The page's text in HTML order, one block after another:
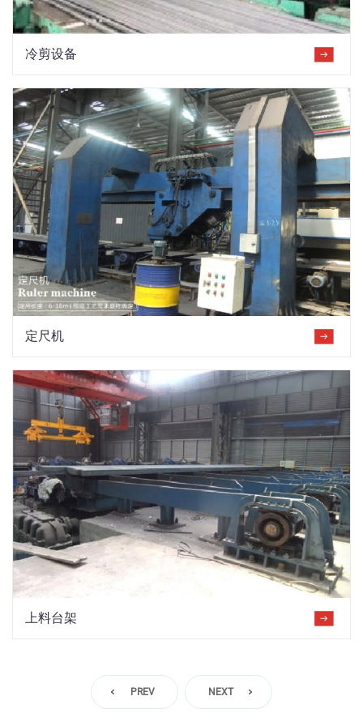
冷剪设备
定尺机
上料台架
PREV NEXT